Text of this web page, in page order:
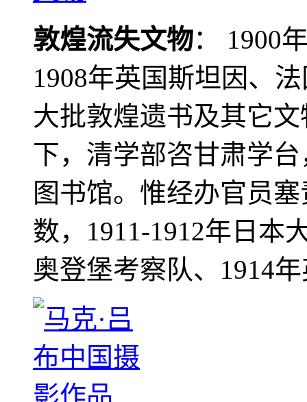
敦煌流失文物： 1900
1908年英国斯坦因、
大批敦煌遗书及其它
下，清学部咨甘肃学
图书馆。惟经办官员
数，1911-1912年日本
奥登堡考察队、1914